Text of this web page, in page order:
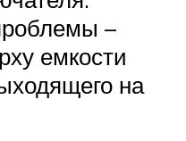
–
емкости
на